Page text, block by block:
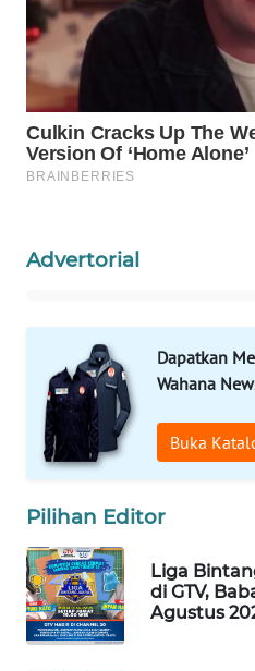
Advertorial
Dapatkan
Wahana
Buka
Pilihan Editor
Liga
di GTV,
Agustus
WAHANANEWS
NET
WAHANA
SPORT
WAHANA
WAHANA
PERSONA
WAHANA
OTOMOTIF
HEALTH
WAHANA
DESA
WISATA